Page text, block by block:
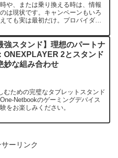
や、または乗り換える時は、情報
は現状です。キャンペーンもいろ
ても実は最初だけ。プロバイダを
てSIMオプションと組み合わせれば
んでみた。
強スタンド】理想のパートナ
ONEXPLAYER 2とスタンド
妙な組み合わせ
むための完璧なタブレットスタンド
Netbookのゲーミングデバイス
をお楽しみください。
サーリンク